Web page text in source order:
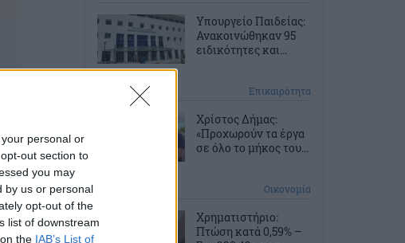
personal or
out section to
you may
by us or personal
opt-out of the
list of downstream
the IAB’s List of
Υπουργείο Παιδείας:
Ανακοινώθηκαν 95
ειδικότητες και...
2 ώρες πριν Επικαιρότητα
Χρίστος Δήμας:
«Προχωρούν τα έργα
σε όλο το μήκος του...
Οικονομία
Χρηματιστήριο:
Πτώση κατά 0,59% –